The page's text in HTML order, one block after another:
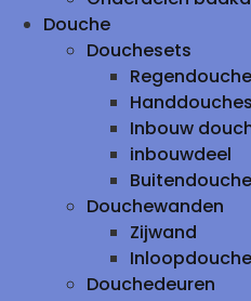
Douche
Douchesets
Regendouche
Inbouw
inbouwdeel
Buitendouche
Douchewanden
Zijwand
Inloopdouche
Douchedeuren